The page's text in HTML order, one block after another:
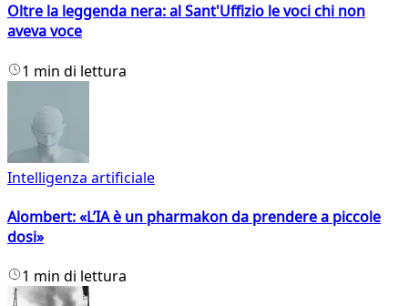
Oltre la leggenda nera: al Sant'Uffizio le voci chi non
aveva voce
1 min di lettura
Intelligenza artificiale
Alombert: «L’IA è un pharmakon da prendere a piccole
dosi»
1 min di lettura